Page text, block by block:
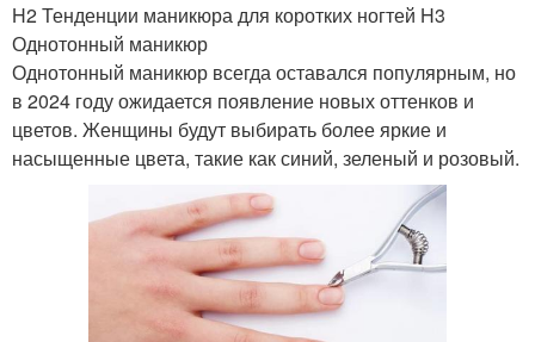
H2 Тенденции маникюра для коротких ногтей H3
Однотонный маникюр
Однотонный маникюр всегда оставался популярным, но
в 2024 году ожидается появление новых оттенков и
цветов. Женщины будут выбирать более яркие и
насыщенные цвета, такие как синий, зеленый и розовый.